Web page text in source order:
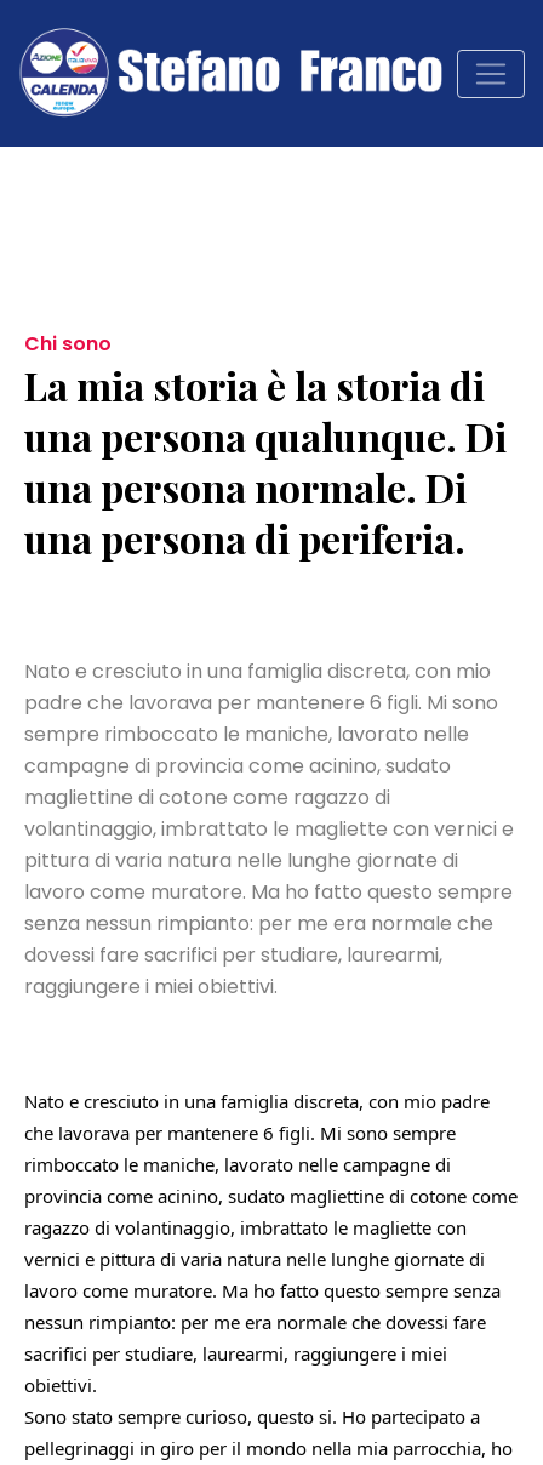
Chi sono
La mia storia è la storia di
una persona qualunque. Di
una persona normale. Di
una persona di periferia.
Nato e cresciuto in una famiglia discreta, con mio
padre che lavorava per mantenere 6 figli. Mi sono
sempre rimboccato le maniche, lavorato nelle
campagne di provincia come acinino, sudato
magliettine di cotone come ragazzo di
volantinaggio, imbrattato le magliette con vernici e
pittura di varia natura nelle lunghe giornate di
lavoro come muratore. Ma ho fatto questo sempre
senza nessun rimpianto: per me era normale che
dovessi fare sacrifici per studiare, laurearmi,
raggiungere i miei obiettivi.
Nato e cresciuto in una famiglia discreta, con mio padre
che lavorava per mantenere 6 figli. Mi sono sempre
rimboccato le maniche, lavorato nelle campagne di
provincia come acinino, sudato magliettine di cotone come
ragazzo di volantinaggio, imbrattato le magliette con
vernici e pittura di varia natura nelle lunghe giornate di
lavoro come muratore. Ma ho fatto questo sempre senza
nessun rimpianto: per me era normale che dovessi fare
sacrifici per studiare, laurearmi, raggiungere i miei
obiettivi.
Sono stato sempre curioso, questo si. Ho partecipato a
pellegrinaggi in giro per il mondo nella mia parrocchia, ho